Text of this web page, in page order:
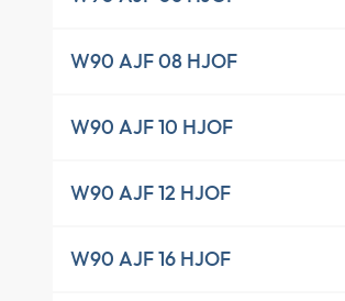
W90 AJF 08 HJOF
W90 AJF 10 HJOF
W90 AJF 12 HJOF
W90 AJF 16 HJOF